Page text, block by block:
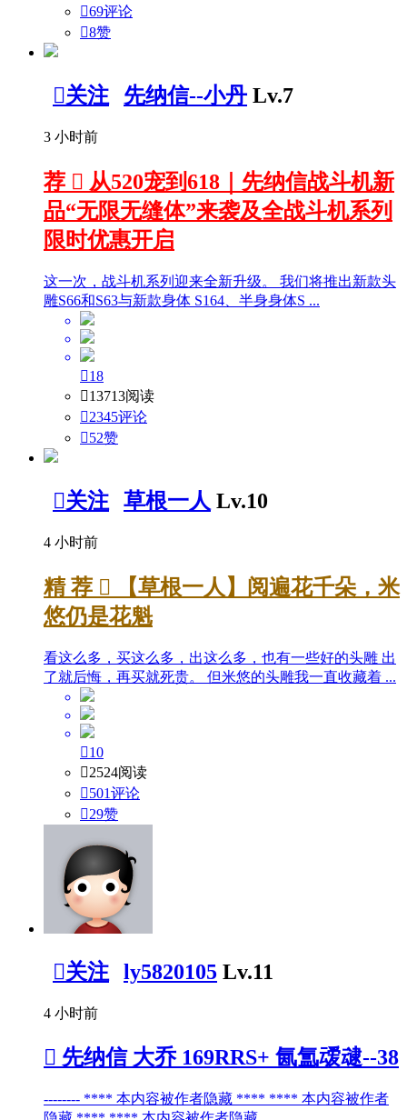
69评论
8赞
关注 先纳信--小丹 Lv.7
3 小时前
荐  从520宠到618｜先纳信战斗机新
品“无限无缝体”来袭及全战斗机系列
限时优惠开启
这一次，战斗机系列迎来全新升级。 我们将推出新款头
雕S66和S63与新款身体 S164、半身身体S ...
18
13713阅读
2345评论
52赞
关注 草根一人 Lv.10
4 小时前
精 荐  【草根一人】阅遍花千朵，米
悠仍是花魁
看这么多，买这么多，出这么多，也有一些好的头雕 出
了就后悔，再买就死贵。 但米悠的头雕我一直收藏着 ...
10
2524阅读
501评论
29赞
关注 ly5820105 Lv.11
4 小时前
 先纳信 大乔 169RRS+ 氤氲叆叇--38
-------- **** 本内容被作者隐藏 **** **** 本内容被作者